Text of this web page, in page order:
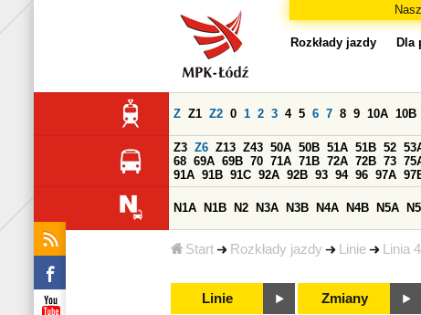
Start Rozkłady jazdy Linie Linia
Rozkłady jazdy Dla
Z Z1 Z2 0 1 2 3 4 5 6 7 8 9 10A 10B
Z3 Z6 Z13 Z43 50A 50B 51A 51B 52
68 69A 69B 70 71A 71B 72A 72B 73
91A 91B 91C 92A 92B 93 94 96 97A
N1A N1B N2 N3A N3B N4A N4B N5A
Linie Zmiany